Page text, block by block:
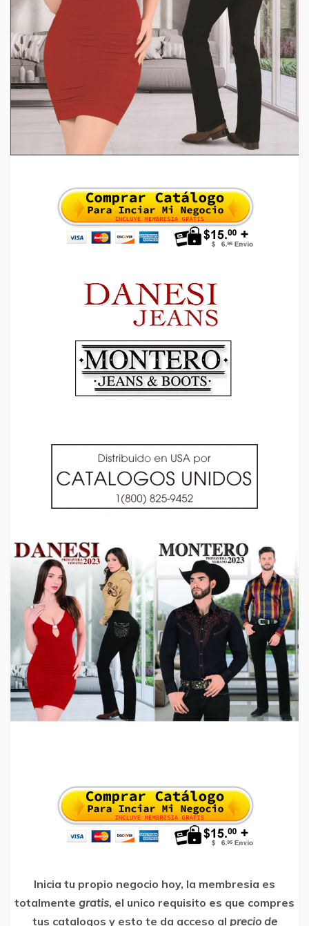
Inicia tu propio negocio hoy, la membresia es
totalmente gratis, el unico requisito es que compres
tus catalogos y esto te da acceso al precio de